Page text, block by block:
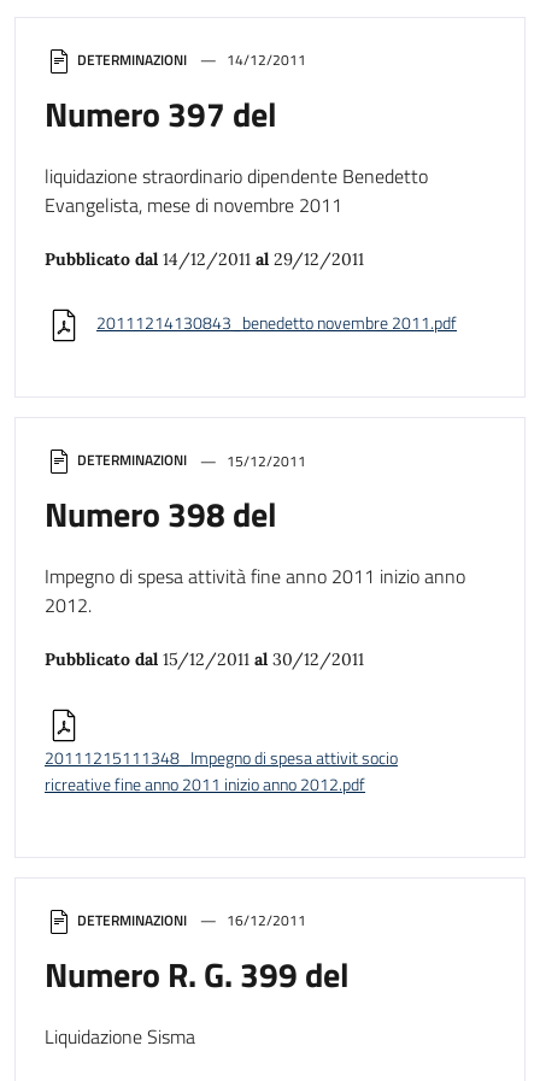
DETERMINAZIONI 16/12/2011
Numero R. G. 399 del
Liquidazione Sisma
DETERMINAZIONI 15/12/2011
Numero 398 del
Impegno di spesa attività fine anno 2011 inizio anno
2012.
Pubblicato dal 15/12/2011 al 30/12/2011
20111215111348_Impegno di spesa attivit socio
ricreative fine anno 2011 inizio anno 2012.pdf
DETERMINAZIONI 14/12/2011
Numero 397 del
liquidazione straordinario dipendente Benedetto
Evangelista, mese di novembre 2011
Pubblicato dal 14/12/2011 al 29/12/2011
20111214130843_benedetto novembre 2011.pdf